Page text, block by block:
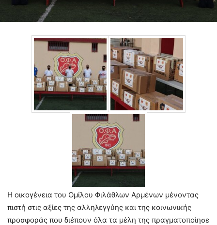
Η οικογένεια του Ομίλου Φιλάθλων Αρμένων μένοντας
πιστή στις αξίες της αλληλεγγύης και της κοινωνικής
προσφοράς που διέπουν όλα τα μέλη της πραγματοποίησε